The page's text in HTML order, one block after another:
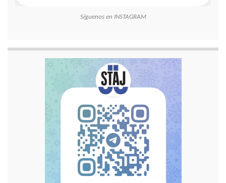
Síguenos en INSTAGRAM